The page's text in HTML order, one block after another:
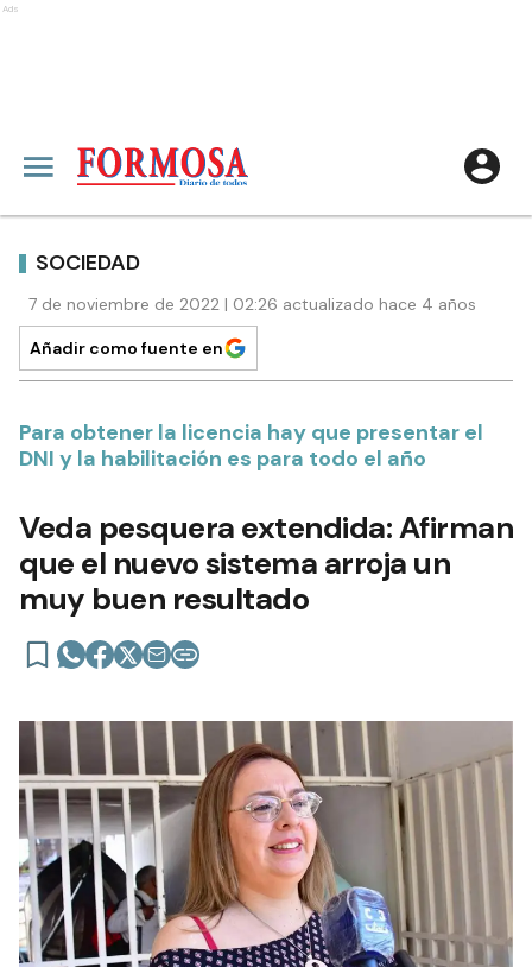
Ads
SOCIEDAD
7 de noviembre de 2022 | 02:26 actualizado hace 4 años
Añadir como fuente en
Para obtener la licencia hay que presentar el
DNI y la habilitación es para todo el año
Veda pesquera extendida: Afirman
que el nuevo sistema arroja un
muy buen resultado